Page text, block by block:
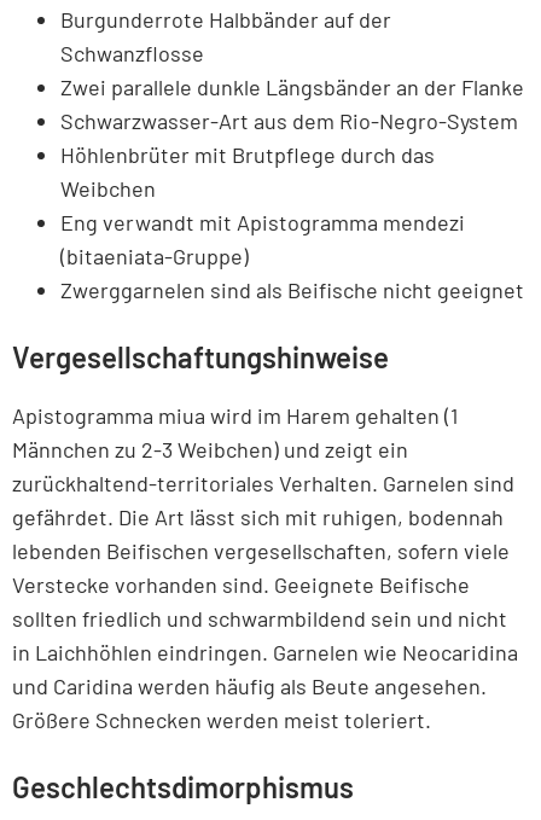
Burgunderrote Halbbänder auf der
Schwanzflosse
Zwei parallele dunkle Längsbänder an der Flanke
Schwarzwasser-Art aus dem Rio-Negro-System
Höhlenbrüter mit Brutpflege durch das
Weibchen
Eng verwandt mit Apistogramma mendezi
(bitaeniata-Gruppe)
Zwerggarnelen sind als Beifische nicht geeignet
Vergesellschaftungshinweise
Apistogramma miua wird im Harem gehalten (1
Männchen zu 2-3 Weibchen) und zeigt ein
zurückhaltend-territoriales Verhalten. Garnelen sind
gefährdet. Die Art lässt sich mit ruhigen, bodennah
lebenden Beifischen vergesellschaften, sofern viele
Verstecke vorhanden sind. Geeignete Beifische
sollten friedlich und schwarmbildend sein und nicht
in Laichhöhlen eindringen. Garnelen wie Neocaridina
und Caridina werden häufig als Beute angesehen.
Größere Schnecken werden meist toleriert.
Geschlechtsdimorphismus